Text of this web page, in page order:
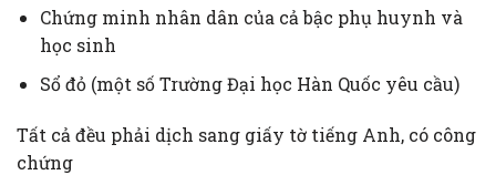
Chứng minh nhân dân của cả bậc phụ huynh và
học sinh
Sổ đỏ (một số Trường Đại học Hàn Quốc yêu cầu)
Tất cả đều phải dịch sang giấy tờ tiếng Anh, có công
chứng